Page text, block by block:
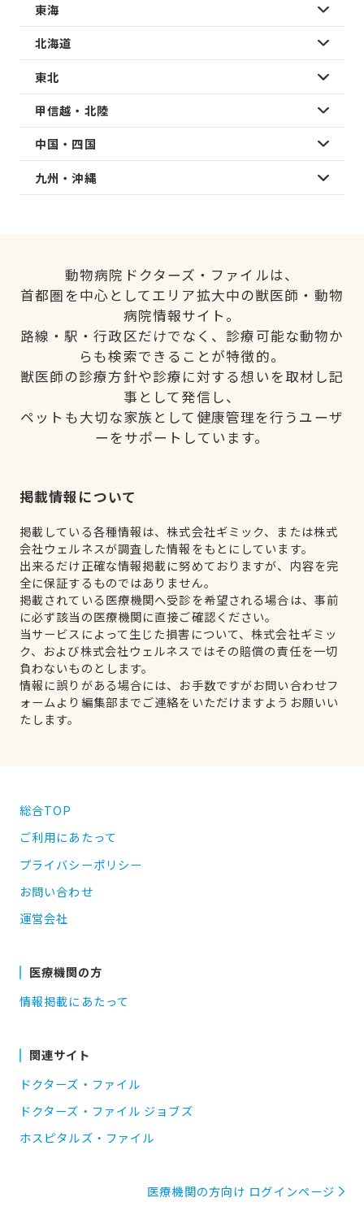
東海
北海道
東北
甲信越・北陸
中国・四国
九州・沖縄
動物病院ドクターズ・ファイルは、
首都圏を中心としてエリア拡大中の獣医師・動物
病院情報サイト。
路線・駅・行政区だけでなく、診療可能な動物か
らも検索できることが特徴的。
獣医師の診療方針や診療に対する想いを取材し記
事として発信し、
ペットも大切な家族として健康管理を行うユーザ
ーをサポートしています。
掲載情報について
掲載している各種情報は、株式会社ギミック、または株式
会社ウェルネスが調査した情報をもとにしています。
出来るだけ正確な情報掲載に努めておりますが、内容を完
全に保証するものではありません。
掲載されている医療機関へ受診を希望される場合は、事前
に必ず該当の医療機関に直接ご確認ください。
当サービスによって生じた損害について、株式会社ギミッ
ク、および株式会社ウェルネスではその賠償の責任を一切
負わないものとします。
情報に誤りがある場合には、お手数ですがお問い合わせフ
ォームより編集部までご連絡をいただけますようお願いい
たします。
総合TOP
ご利用にあたって
プライバシーポリシー
お問い合わせ
運営会社
医療機関の方
情報掲載にあたって
関連サイト
ドクターズ・ファイル
ドクターズ・ファイル ジョブズ
ホスピタルズ・ファイル
医療機関の方向け ログインページ